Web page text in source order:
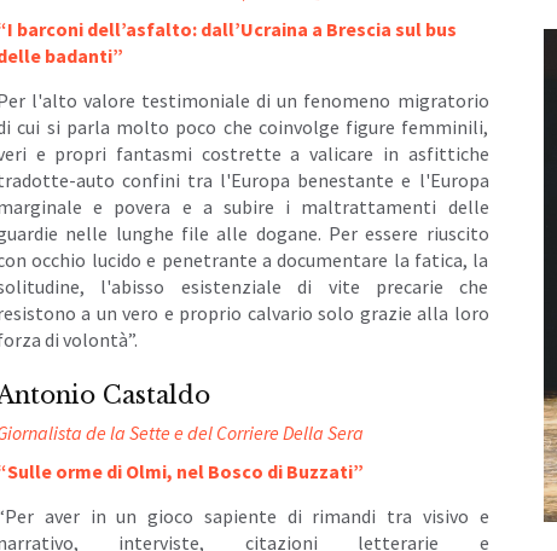
barconi dell’asfalto: dall’Ucraina a Brescia sul bus
badanti”
l'alto valore testimoniale di un fenomeno migratorio
cui si parla molto poco che coinvolge figure femminili,
e propri fantasmi costrette a valicare in asfittiche
auto confini tra l'Europa benestante e l'Europa
e povera e a subire i maltrattamenti delle
nelle lunghe file alle dogane. Per essere riuscito
occhio lucido e penetrante a documentare la fatica, la
l'abisso esistenziale di vite precarie che
a un vero e proprio calvario solo grazie alla loro
di volontà”.
Castaldo
de la Sette e del Corriere Della Sera
orme di Olmi, nel Bosco di Buzzati”
aver in un gioco sapiente di rimandi tra visivo e
interviste, citazioni letterarie e